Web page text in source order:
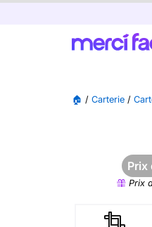
🏠 / Carterie /
Prix
Prix